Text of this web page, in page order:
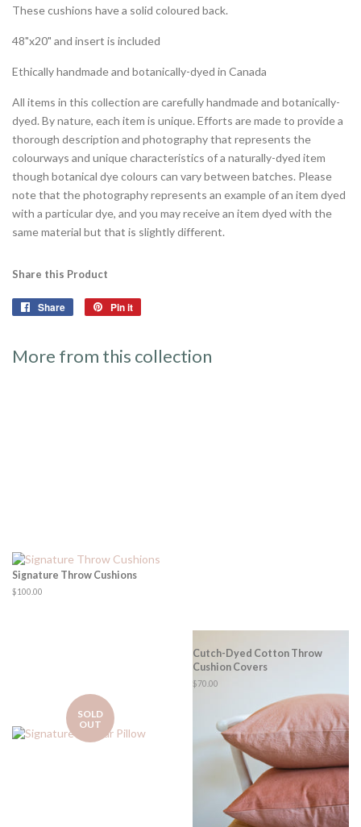
These cushions have a solid coloured back.
48"x20" and insert is included
Ethically handmade and botanically-dyed in Canada
All items in this collection are carefully handmade and botanically-
dyed. By nature, each item is unique. Efforts are made to provide a
thorough description and photography that represents the
colourways and unique characteristics of a naturally-dyed item
though botanical dye colours can vary between batches. Please
note that the photography represents an example of an item dyed
with a particular dye, and you may receive an item dyed with the
same material but that is slightly different.
Share this Product
Share
Share
Pin it
More from this collection
Signature Throw Cushions
Regular
$100.00
Cutch-Dyed Cotton Throw
Cushion Covers
Regular
$70.00
SOLD
OUT